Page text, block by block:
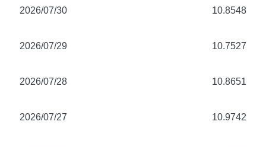
2026/07/30 10.8548
2026/07/29 10.7527
2026/07/28 10.8651
2026/07/27 10.9742